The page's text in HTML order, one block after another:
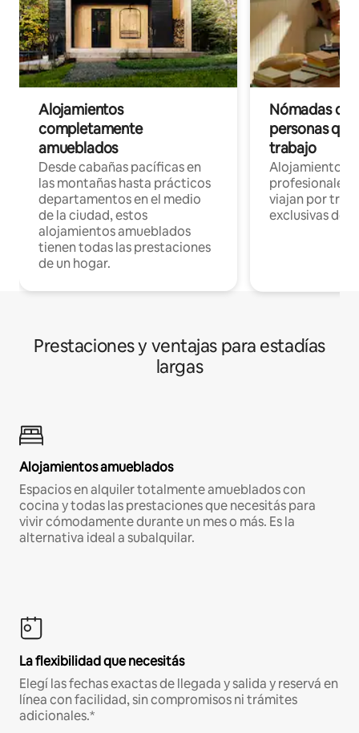
Alojamientos
completamente
amueblados
Desde cabañas pacíficas en
las montañas hasta prácticos
departamentos en el medio
de la ciudad, estos
alojamientos amueblados
tienen todas las prestaciones
de un hogar.
Nómadas
personas
trabajo
Alojamientos
profesionales
viajan por
exclusivas de
Prestaciones y ventajas para estadías
largas
Alojamientos amueblados
Espacios en alquiler totalmente amueblados con
cocina y todas las prestaciones que necesitás para
vivir cómodamente durante un mes o más. Es la
alternativa ideal a subalquilar.
La flexibilidad que necesitás
Elegí las fechas exactas de llegada y salida y reservá en
línea con facilidad, sin compromisos ni trámites
adicionales.*